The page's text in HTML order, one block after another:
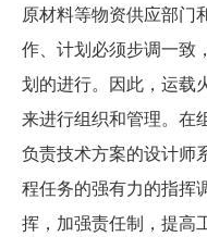
原材料等物资供应部门
作、计划必须步调一致
划的进行。因此，运载
来进行组织和管理。在
负责技术方案的设计师
程任务的强有力的指挥
挥，加强责任制，提高